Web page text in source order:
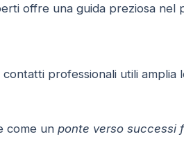
offre una guida preziosa nel
professionali utili
come un ponte verso successi